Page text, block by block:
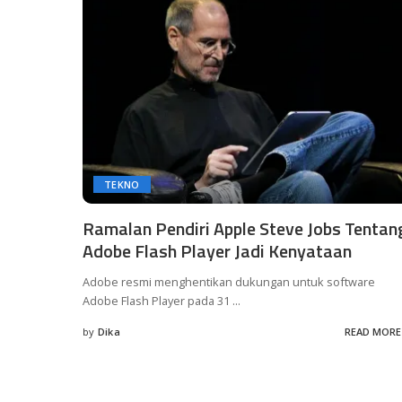
TEKNO
Ramalan Pendiri Apple Steve Jobs
Adobe Flash Player Jadi Kenyataan
Adobe resmi menghentikan dukungan untuk software
Adobe Flash Player pada 31 ...
Posted
by Dika READ MORE